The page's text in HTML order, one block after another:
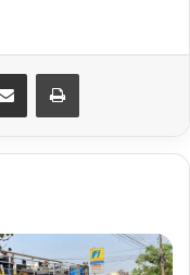
Compartilhar via e-mail Imprimir